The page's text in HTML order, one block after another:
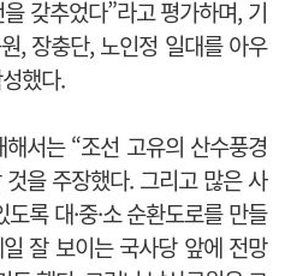
갖추었다”라고 평가하며, 기
, 장충단, 노인정 일대를 아우
했다.
서는 “조선 고유의 산수풍경
을 주장했다. 그리고 많은 사
록 대·중·소 순환도로를 만들
잘 보이는 국사당 앞에 전망